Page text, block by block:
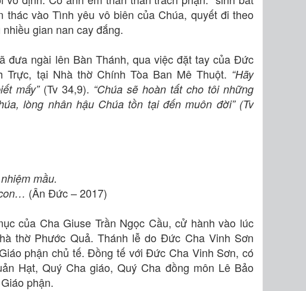
thác vào Tình yêu vô biên của Chúa, quyết đi theo
gian nan cay đắng.
đưa ngài lên Bàn Thánh, qua việc đặt tay của Đức
Trực, tại Nhà thờ Chính Tòa Ban Mê Thuột. “Hãy
mấy” (Tv 34,9). “Chúa sẽ hoàn tất cho tôi những
lòng nhân hậu Chúa tồn tại đến muôn đời” (Tv
mầu.
(Ân Đức – 2017)
của Cha Giuse Trần Ngọc Cầu, cử hành vào lúc
thờ Phước Quả. Thánh lễ do Đức Cha Vinh Sơn
phận chủ tế. Đồng tế với Đức Cha Vinh Sơn, có
Hạt, Quý Cha giáo, Quý Cha đồng môn Lê Bảo
phận.